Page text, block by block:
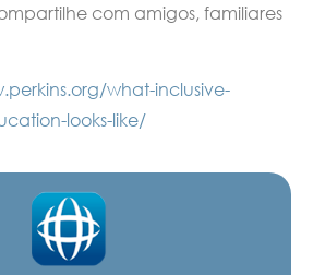
com amigos, familiares
what-inclusive-
looks-like/